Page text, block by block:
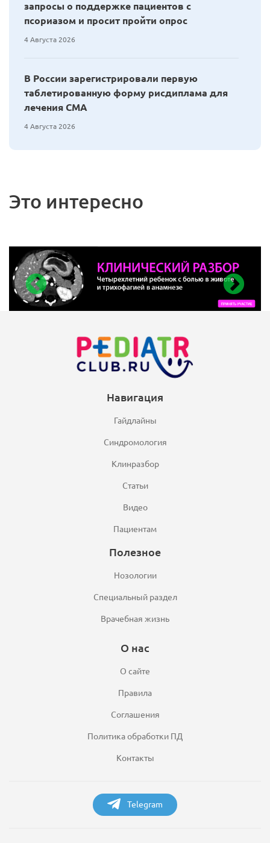
запросы о поддержке пациентов с
псориазом и просит пройти опрос
4 Августа 2026
В России зарегистрировали первую
таблетированную форму рисдиплама для
лечения СМА
4 Августа 2026
Это интересно
Навигация
Гайдлайны
Синдромология
Клинразбор
Статьи
Видео
Пациентам
Полезное
Нозологии
Специальный раздел
Врачебная жизнь
О нас
О сайте
Правила
Соглашения
Политика обработки ПД
Контакты
Telegram